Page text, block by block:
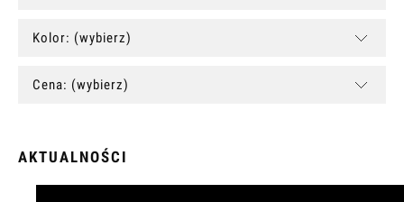
Kolor: (wybierz)
Cena: (wybierz)
AKTUALNOŚCI